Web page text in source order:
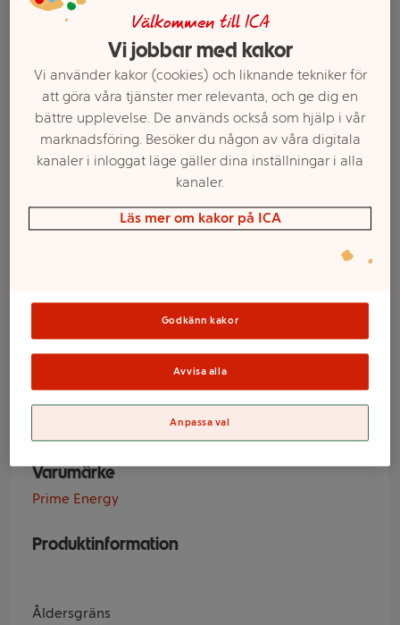
Energidryck
Blueberry 33cl
Prime Energy
Varumärke
Prime Energy
Produktinformation
Åldersgräns
Sortimentet kan variera mellan butikerna
Välkommen till ICA
Vi jobbar med kakor
Vi använder kakor (cookies) och liknande tekniker för
att göra våra tjänster mer relevanta, och ge dig en
bättre upplevelse. De används också som hjälp i vår
marknadsföring. Besöker du någon av våra digitala
kanaler i inloggat läge gäller dina inställningar i alla
kanaler.
Läs mer om kakor på ICA
Godkänn kakor
Avvisa alla
Anpassa val